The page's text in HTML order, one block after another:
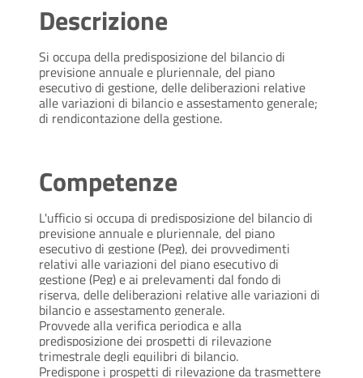
Descrizione
Si occupa della predisposizione del bilancio di
previsione annuale e pluriennale, del piano
esecutivo di gestione, delle deliberazioni relative
alle variazioni di bilancio e assestamento generale;
di rendicontazione della gestione.
Competenze
L'ufficio si occupa di predisposizione del bilancio di
previsione annuale e pluriennale, del piano
esecutivo di gestione (Peg), dei provvedimenti
relativi alle variazioni del piano esecutivo di
gestione (Peg) e ai prelevamenti dal fondo di
riserva, delle deliberazioni relative alle variazioni di
bilancio e assestamento generale.
Provvede alla verifica periodica e alla
predisposizione dei prospetti di rilevazione
trimestrale degli equilibri di bilancio.
Predispone i prospetti di rilevazione da trasmettere